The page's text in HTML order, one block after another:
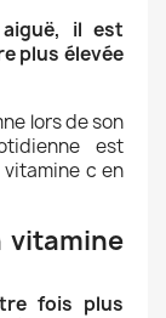
il est
plus élevée
lors de son
est
c en
vitamine
fois plus